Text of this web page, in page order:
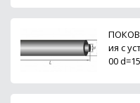
ия с
00